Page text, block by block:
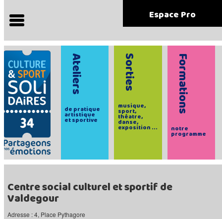
Espace Pro
Ateliers
de pratique
artistique
et sportive
Sorties
musique,
sport,
théatre,
danse,
exposition ...
Formations
notre
programme
Centre social culturel et sportif de
Valdegour
Adresse : 4, Place Pythagore